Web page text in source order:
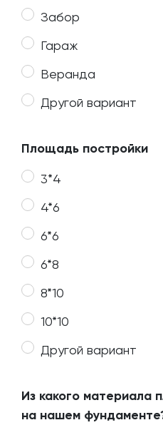
Забор
Гараж
Веранда
Другой вариант
Площадь постройки
3*4
4*6
6*6
6*8
8*10
10*10
Другой вариант
Из какого материала
на нашем